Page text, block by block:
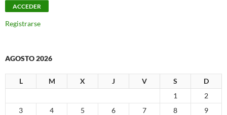
Registrarse
AGOSTO 2026
L M X J V S
D
1
2
3
4 5 6 7 8
9